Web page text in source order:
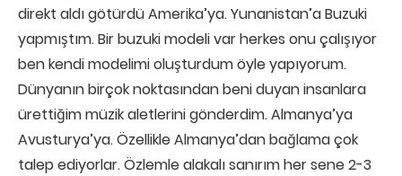
direkt aldı götürdü Amerika’ya. Yunanistan’a Buzuki
yapmıştım. Bir buzuki modeli var herkes onu çalışıyor
ben kendi modelimi oluşturdum öyle yapıyorum.
Dünyanın birçok noktasından beni duyan insanlara
ürettiğim müzik aletlerini gönderdim. Almanya’ya
Avusturya’ya. Özellikle Almanya’dan bağlama çok
talep ediyorlar. Özlemle alakalı sanırım her sene 2-3